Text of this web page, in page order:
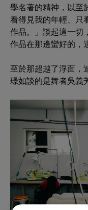
學名著的精神，以至
看得見我的年輕、只
作品。」談起這一切
作品在那邊蠻好的，
至於那超越了浮面，
璟如談的是舞者吳義